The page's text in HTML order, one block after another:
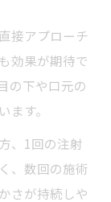
接アプローチ
効果が期待で
の下や口元の
す。
、1回の注射
、数回の施術
さが持続しや